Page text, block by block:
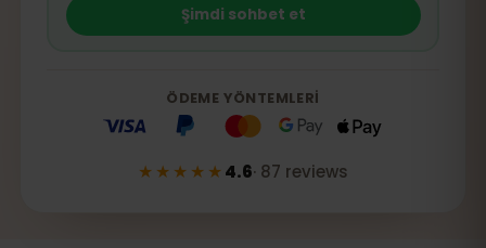
Şimdi sohbet et
ÖDEME YÖNTEMLERI
★★★★★4.6· 87 reviews